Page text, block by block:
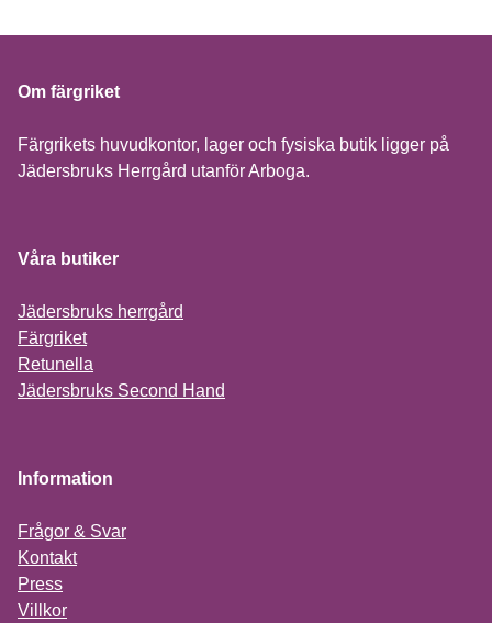
Om färgriket
Färgrikets huvudkontor, lager och fysiska butik ligger på
Jädersbruks Herrgård utanför Arboga.
Våra butiker
Jädersbruks herrgård
Färgriket
Retunella
Jädersbruks Second Hand
Information
Frågor & Svar
Kontakt
Press
Villkor